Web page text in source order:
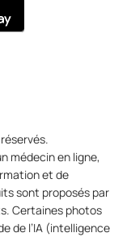
médecin en ligne,
et de
sont proposés par
Certaines photos
de l’IA (intelligence